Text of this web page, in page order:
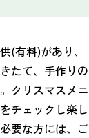
(有料)があり、
たて、手作りの
クリスマスメニ
チェックし楽し
要な方には、ご